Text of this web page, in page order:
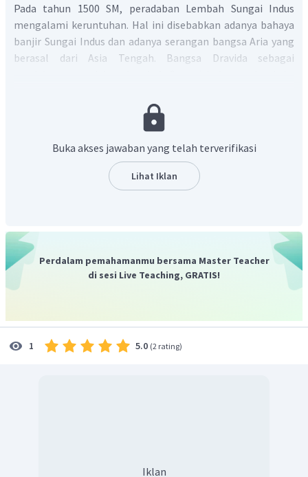
Pada tahun 1500 SM, peradaban Lembah Sungai Indus
mengalami keruntuhan. Hal ini disebabkan adanya bahaya
banjir Sungai Indus dan adanya serangan bangsa Aria yang
berasal dari Asia Tengah. Bangsa Dravida sebagai
bangsa Aria menjadi penghuni baru Lembah Sungai Indus.
Jadi, jawaban yang tepat adalah C.
Buka akses jawaban yang telah terverifikasi
Lihat Iklan
Perdalam pemahamanmu bersama Master Teacher
di sesi Live Teaching, GRATIS!
1 5.0 (2 rating)
Iklan